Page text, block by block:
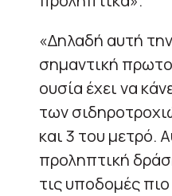
«Δηλαδή αυτή
σημαντική
ουσία έχει να
των
και 3 του μετρό.
προληπτική
τις υποδομές